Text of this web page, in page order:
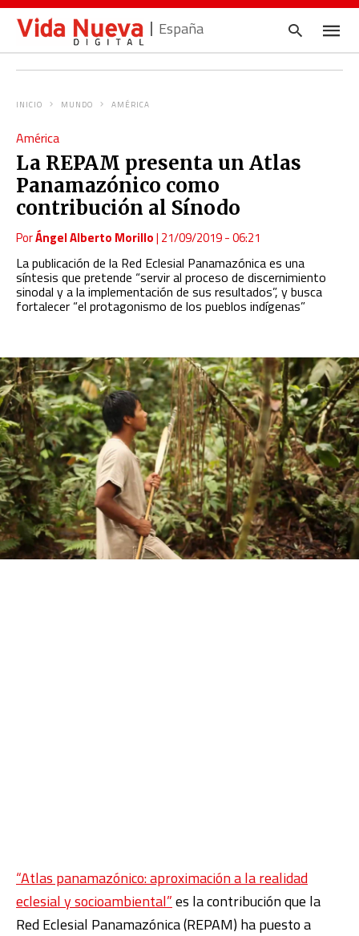
España
INICIO MUNDO AMÉRICA
América
La REPAM presenta un Atlas
Panamazónico como
contribución al Sínodo
PorÁngel Alberto Morillo| 21/09/2019 - 06:21
La publicación de la Red Eclesial Panamazónica es una
síntesis que pretende “servir al proceso de discernimiento
sinodal y a la implementación de sus resultados”, y busca
fortalecer “el protagonismo de los pueblos indígenas”
“Atlas panamazónico: aproximación a la realidad
eclesial y socioambiental”es la contribución que la
Red Eclesial Panamazónica (REPAM) ha puesto a